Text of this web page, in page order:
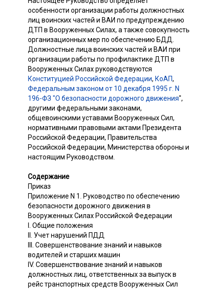
особенности организации работы должностных
лиц воинских частей и ВАИ по предупреждению
ДТП в Вооруженных Силах, а также совокупность
организационных мер по обеспечению БДД.
Должностные лица воинских частей и ВАИ при
организации работы по профилактике ДТП в
Вооруженных Силах руководствуются
Конституцией Российской Федерации, КоАП,
Федеральным законом от 10 декабря 1995 г. N
196-ФЗ "О безопасности дорожного движения",
другими федеральными законами,
общевоинскими уставами Вооруженных Сил,
нормативными правовыми актами Президента
Российской Федерации, Правительства
Российской Федерации, Министерства обороны и
настоящим Руководством.
Содержание
Приказ
Приложение N 1. Руководство по обеспечению
безопасности дорожного движения в
Вооруженных Силах Российской Федерации
I. Общие положения
II. Учет нарушений ПДД
III. Совершенствование знаний и навыков
водителей и старших машин
IV. Совершенствование знаний и навыков
должностных лиц, ответственных за выпуск в
рейс транспортных средств Вооруженных Сил